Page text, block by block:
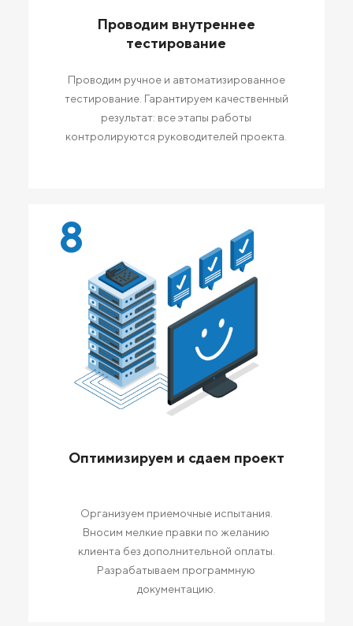
Проводим внутреннее
тестирование
Проводим ручное и автоматизированное
тестирование. Гарантируем качественный
результат: все этапы работы
контролируются руководителей проекта.
8
Оптимизируем и сдаем проект
Организуем приемочные испытания.
Вносим мелкие правки по желанию
клиента без дополнительной оплаты.
Разрабатываем программную
документацию.